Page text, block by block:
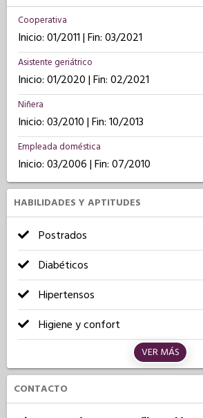
Cooperativa
Inicio: 01/2011 | Fin: 03/2021
Asistente geriátrico
Inicio: 01/2020 | Fin: 02/2021
Niñera
Inicio: 03/2010 | Fin: 10/2013
Empleada doméstica
Inicio: 03/2006 | Fin: 07/2010
HABILIDADES Y APTITUDES
Postrados
Diabéticos
Hipertensos
Higiene y confort
VER MÁS
CONTACTO